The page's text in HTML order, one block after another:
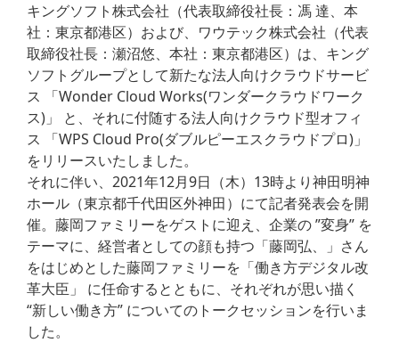
キングソフト株式会社（代表取締役社長：馮 達、本
社：東京都港区）および、ワウテック株式会社（代表
取締役社長：瀬沼悠、本社：東京都港区）は、キング
ソフトグループとして新たな法人向けクラウドサービ
ス 「Wonder Cloud Works(ワンダークラウドワーク
ス)」 と、それに付随する法人向けクラウド型オフィ
ス 「WPS Cloud Pro(ダブルピーエスクラウドプロ)」
をリリースいたしました。
それに伴い、2021年12月9日（木）13時より神田明神
ホール（東京都千代田区外神田）にて記者発表会を開
催。藤岡ファミリーをゲストに迎え、企業の ”変身” を
テーマに、経営者としての顔も持つ「藤岡弘、」さん
をはじめとした藤岡ファミリーを「働き方デジタル改
革大臣」 に任命するとともに、それぞれが思い描く
“新しい働き方” についてのトークセッションを行いま
した。